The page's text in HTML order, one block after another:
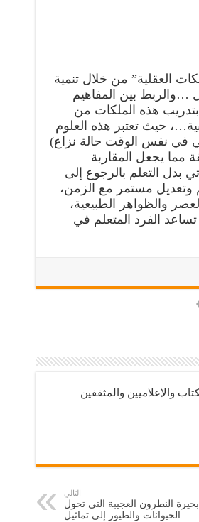
العقلية” من خلال تنمية
…والربط بين المفاهيم
بتدريب هذه الملكات من
حيث تعتبر هذه العلوم
في نفس الوقت حالة نزاع)
مما يجعل المقاربة
بدل التعلم بالرجوع إلى
وتعديل مستمر مع الزمن،
والظواهر الطبيعية،
الفرد المتعلم في
والإعلاميين والمثقفين
التالي
بحيرة النطرون العجيبة التي تحول
الحيوانات والطيور إلى تماثيل